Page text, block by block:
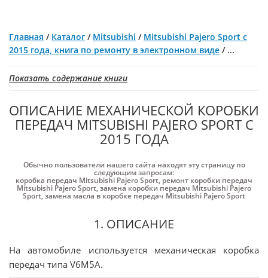
Главная / Каталог / Mitsubishi / Mitsubishi Pajero Sport с
2015 года, книга по ремонту в электронном виде / ...
Показать содержание книги
ОПИСАНИЕ МЕХАНИЧЕСКОЙ КОРОБКИ
ПЕРЕДАЧ MITSUBISHI PAJERO SPORT С
2015 ГОДА
Обычно пользователи нашего сайта находят эту страницу по
следующим запросам:
коробка передач Mitsubishi Pajero Sport, ремонт коробки передач
Mitsubishi Pajero Sport,замена коробки передач Mitsubishi Pajero
Sport,замена масла в коробке передач Mitsubishi Pajero Sport
1. ОПИСАНИЕ
На автомобиле используется механическая коробка
передач типа V6M5A.